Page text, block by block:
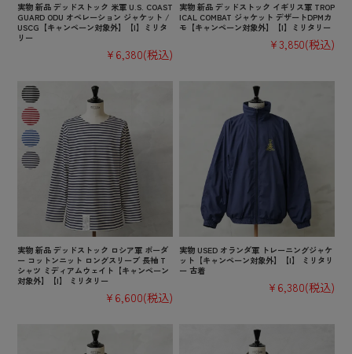
実物 新品 デッドストック 米軍 U.S. COAST
GUARD ODU オペレーション ジャケット /
USCG【キャンペーン対象外】【I】ミリタ
リー
¥6,380(税込)
実物 新品 デッドストック イギリス軍 TROP
ICAL COMBAT ジャケット デザートDPMカ
モ【キャンペーン対象外】【I】ミリタリー
¥3,850(税込)
実物 新品 デッドストック ロシア軍 ボーダ
ー コットンニット ロングスリーブ 長袖 T
シャツ ミディアムウェイト【キャンペーン
対象外】【I】 ミリタリー
¥6,600(税込)
実物 USED オランダ軍 トレーニングジャケ
ット【キャンペーン対象外】【I】 ミリタリ
ー 古着
¥6,380(税込)